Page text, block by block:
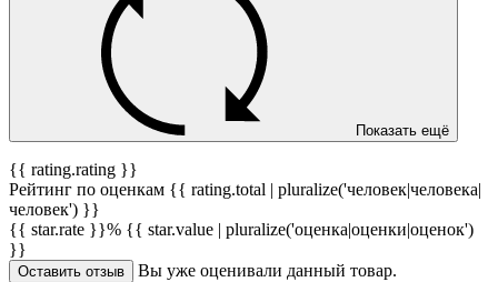
Показать ещё
{{ rating.rating }}
Рейтинг по оценкам {{ rating.total | pluralize('человек|человека|
человек') }}
{{ star.rate }}% {{ star.value | pluralize('оценка|оценки|оценок')
}}
Оставить отзыв Вы уже оценивали данный товар.